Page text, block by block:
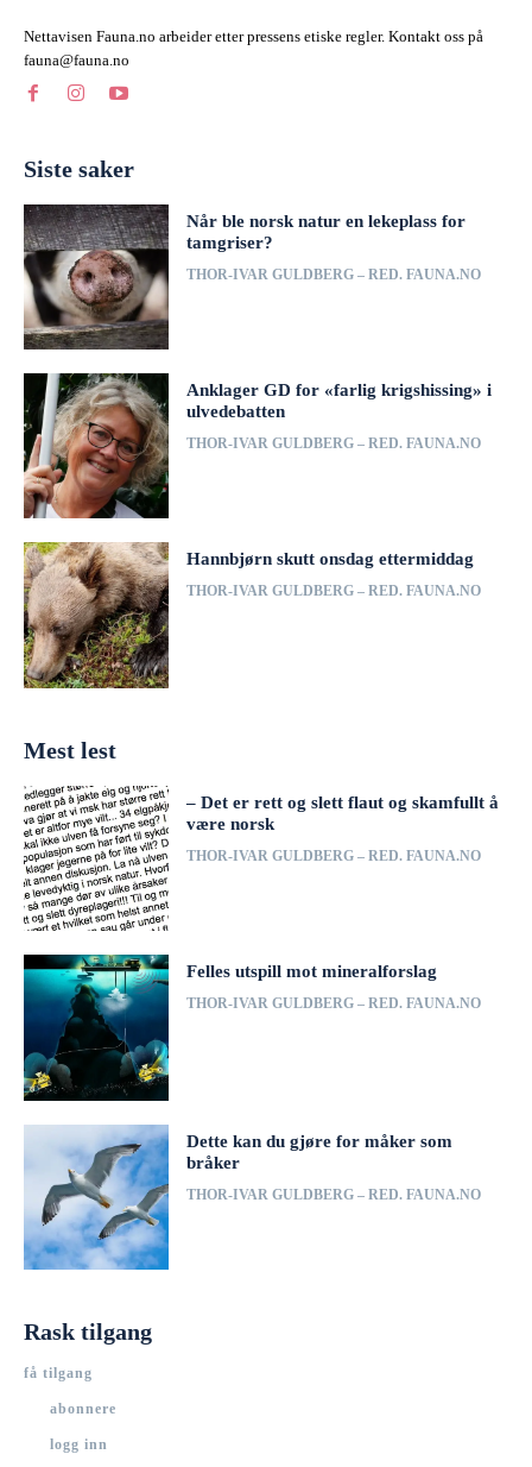
Nettavisen Fauna.no arbeider etter pressens etiske regler. Kontakt oss på
fauna@fauna.no
Siste saker
Når ble norsk natur en lekeplass for
tamgriser?
THOR-IVAR GULDBERG – RED. FAUNA.NO
Anklager GD for «farlig krigshissing» i
ulvedebatten
THOR-IVAR GULDBERG – RED. FAUNA.NO
Hannbjørn skutt onsdag ettermiddag
THOR-IVAR GULDBERG – RED. FAUNA.NO
Mest lest
– Det er rett og slett flaut og skamfullt å
være norsk
THOR-IVAR GULDBERG – RED. FAUNA.NO
Felles utspill mot mineralforslag
THOR-IVAR GULDBERG – RED. FAUNA.NO
Dette kan du gjøre for måker som
bråker
THOR-IVAR GULDBERG – RED. FAUNA.NO
Rask tilgang
få tilgang
abonnere
logg inn